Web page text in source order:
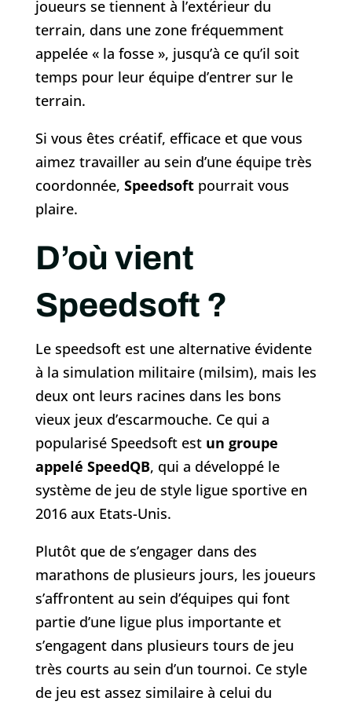
joueurs se tiennent à l’extérieur du
terrain, dans une zone fréquemment
appelée « la fosse », jusqu’à ce qu’il soit
temps pour leur équipe d’entrer sur le
terrain.
Si vous êtes créatif, efficace et que vous
aimez travailler au sein d’une équipe très
coordonnée, Speedsoftpourrait vous
plaire.
D’où vient
Speedsoft ?
Le speedsoft est une alternative évidente
à la simulation militaire (milsim), mais les
deux ont leurs racines dans les bons
vieux jeux d’escarmouche. Ce qui a
popularisé Speedsoft est un groupe
appelé SpeedQB, qui a développé le
système de jeu de style ligue sportive en
2016 aux Etats-Unis.
Plutôt que de s’engager dans des
marathons de plusieurs jours, les joueurs
s’affrontent au sein d’équipes qui font
partie d’une ligue plus importante et
s’engagent dans plusieurs tours de jeu
très courts au sein d’un tournoi. Ce style
de jeu est assez similaire à celui du